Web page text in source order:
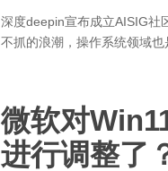
深度deepin宣布成立AISIG社
不抓的浪潮，操作系统领域
微软对
进行调整了